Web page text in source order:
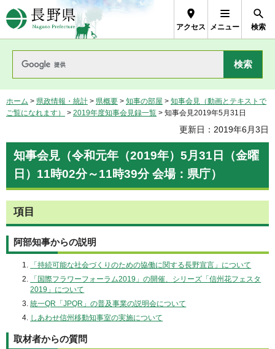
長野県Nagano Prefecture
アクセス メニュー 検索
ホーム > 県政情報・統計 > 県概要 > 知事の部屋 > 知事会見（動画とテキストで
ご覧になれます）
> 2019年度知事会見録一覧 > 知事会見2019年5月31日
更新日：2019年6月3日
知事会見（令和元年（2019年）5月31日（金曜
日）11時02分～11時39分 会場：県庁）
項目
阿部知事からの説明
「持続可能な社会づくりのための協働に関する長野宣言」について
「国際フラワーフォーラム2019」の開催、シリーズ「信州花フェスタ
2019」について
統一QR「JPQR」の普及事業の説明会について
しあわせ信州移動知事室の実施について
取材者からの質問